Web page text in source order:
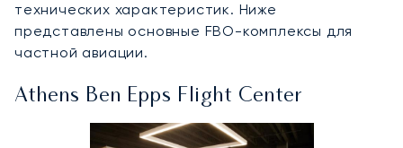
технических характеристик. Ниже
представлены основные FBO-комплексы для
частной авиации.
Athens Ben Epps Flight Center